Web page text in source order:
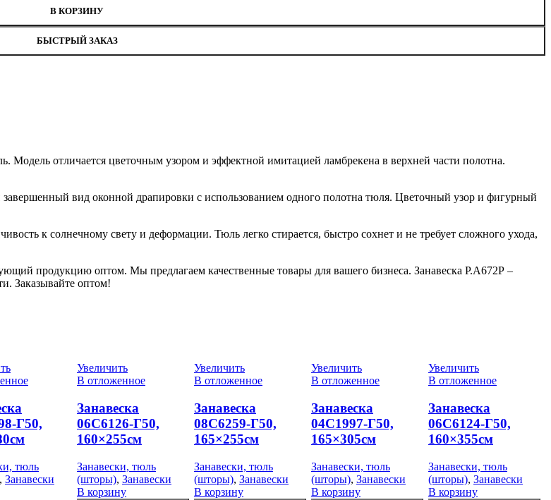
В КОРЗИНУ
БЫСТРЫЙ ЗАКАЗ
отличается цветочным узором и эффектной имитацией ламбрекена в верхней части полотна.
вид оконной драпировки с использованием одного полотна тюля. Цветочный узор и фигурный
к солнечному свету и деформации. Тюль легко стирается, быстро сохнет и не требует сложного ухода,
продукцию оптом. Мы предлагаем качественные товары для вашего бизнеса. Занавеска Р.А672Р –
Заказывайте оптом!
Г50,
тюль
, Занавески
Увеличить
В отложенное
Занавеска
06С6126-Г50,
160×255см
Занавески, тюль
(шторы), Занавески
В корзину
Увеличить
В отложенное
Занавеска
08С6259-Г50,
165×255см
Занавески, тюль
(шторы), Занавески
В корзину
Увеличить
В отложенное
Занавеска
04С1997-Г50,
165×305см
Занавески, тюль
(шторы), Занавески
В корзину
Увеличить
В отложенное
Занавеска
06С6124-Г50,
160×355см
Занавески, тюль
(шторы), Занавески
В корзину